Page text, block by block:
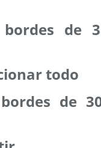
de
todo
de